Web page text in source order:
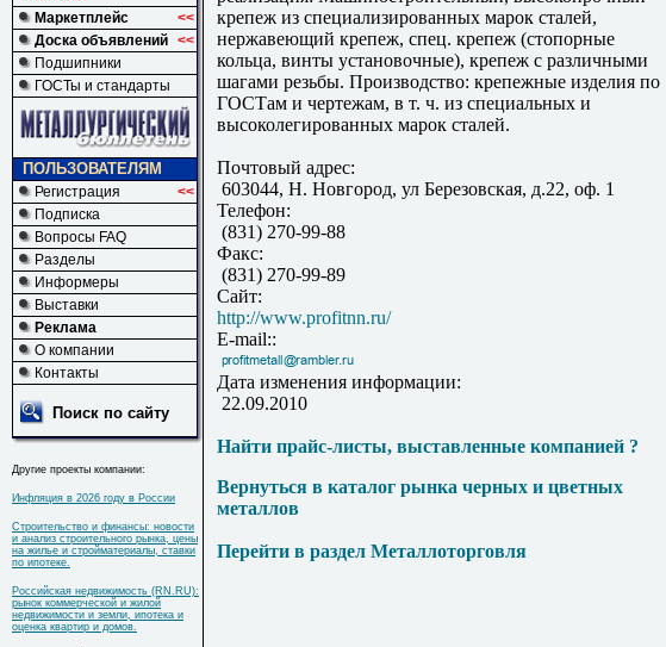
Маркетплейс
<<
Доска объявлений <<
Подшипники
ГОСТы и стандарты
ПОЛЬЗОВАТЕЛЯМ
Регистрация
<<
Подписка
Вопросы FAQ
Разделы
Информеры
Выставки
Реклама
О компании
Контакты
Поиск по сайту
Другие проекты компании:
Инфляция в 2026 году в России
Строительство и финансы: новости
и анализ строительного рынка, цены
на жилье и стройматериалы, ставки
по ипотеке.
Российская недвижимость (RN.RU):
рынок коммерческой и жилой
недвижимости и земли, ипотека и
оценка квартир и домов.
крепеж из специализированных марок сталей,
нержавеющий крепеж, спец. крепеж (стопорные
кольца, винты установочные), крепеж с различными
шагами резьбы. Производство: крепежные изделия по
ГОСТам и чертежам, в т. ч. из специальных и
высоколегированных марок сталей.
Почтовый адрес:
603044, Н. Новгород, ул Березовская, д.22, оф. 1
Телефон:
(831) 270-99-88
Факс:
(831) 270-99-89
Сайт:
http://www.profitnn.ru/
E-mail::
Дата изменения информации:
22.09.2010
Найти прайс-листы, выставленные компанией ?
Вернуться в каталог рынка черных и цветных
металлов
Перейти в раздел Металлоторговля